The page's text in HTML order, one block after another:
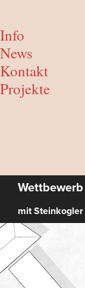
Info
News
Kontakt
Projekte
mit